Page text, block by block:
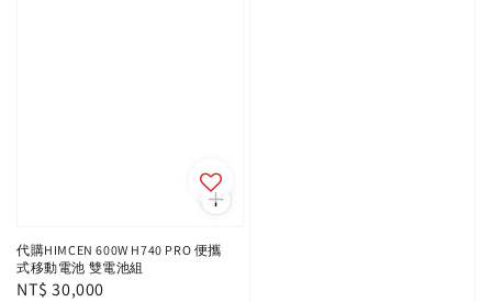
代購HIMCEN 600W H740 PRO 便攜
式移動電池 雙電池組
Regular
NT$ 30,000